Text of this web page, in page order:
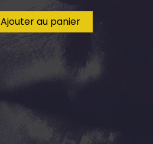
Ajouter au panier